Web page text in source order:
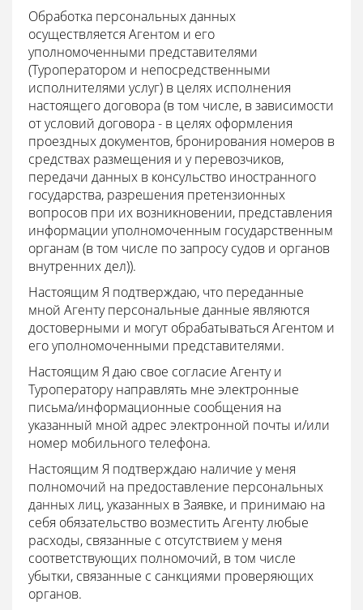
Обработка персональных данных
осуществляется Агентом и его
уполномоченными представителями
(Туроператором и непосредственными
исполнителями услуг) в целях исполнения
настоящего договора (в том числе, в зависимости
от условий договора - в целях оформления
проездных документов, бронирования номеров в
средствах размещения и у перевозчиков,
передачи данных в консульство иностранного
государства, разрешения претензионных
вопросов при их возникновении, представления
информации уполномоченным государственным
органам (в том числе по запросу судов и органов
внутренних дел)).
Настоящим Я подтверждаю, что переданные
мной Агенту персональные данные являются
достоверными и могут обрабатываться Агентом и
его уполномоченными представителями.
Настоящим Я даю свое согласие Агенту и
Туроператору направлять мне электронные
письма/информационные сообщения на
указанный мной адрес электронной почты и/или
номер мобильного телефона.
Настоящим Я подтверждаю наличие у меня
полномочий на предоставление персональных
данных лиц, указанных в Заявке, и принимаю на
себя обязательство возместить Агенту любые
расходы, связанные с отсутствием у меня
соответствующих полномочий, в том числе
убытки, связанные с санкциями проверяющих
органов.